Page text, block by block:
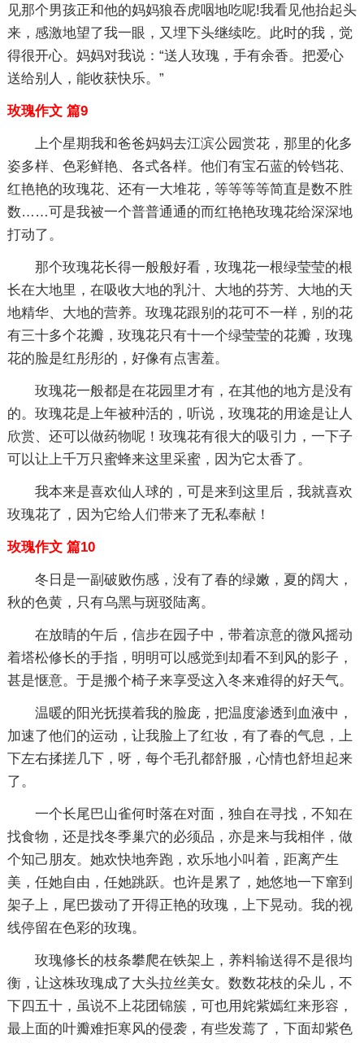
见那个男孩正和他的妈妈狼吞虎咽地吃呢!我看见他抬起头
来，感激地望了我一眼，又埋下头继续吃。此时的我，觉
得很开心。妈妈对我说：“送人玫瑰，手有余香。把爱心
送给别人，能收获快乐。”
玫瑰作文 篇9
上个星期我和爸爸妈妈去江滨公园赏花，那里的化多
姿多样、色彩鲜艳、各式各样。他们有宝石蓝的铃铛花、
红艳艳的玫瑰花、还有一大堆花，等等等等简直是数不胜
数……可是我被一个普普通通的而红艳艳玫瑰花给深深地
打动了。
那个玫瑰花长得一般般好看，玫瑰花一根绿莹莹的根
长在大地里，在吸收大地的乳汁、大地的芬芳、大地的天
地精华、大地的营养。玫瑰花跟别的花可不一样，别的花
有三十多个花瓣，玫瑰花只有十一个绿莹莹的花瓣，玫瑰
花的脸是红彤彤的，好像有点害羞。
玫瑰花一般都是在花园里才有，在其他的地方是没有
的。玫瑰花是上年被种活的，听说，玫瑰花的用途是让人
欣赏、还可以做药物呢！玫瑰花有很大的吸引力，一下子
可以让上千万只蜜蜂来这里采蜜，因为它太香了。
我本来是喜欢仙人球的，可是来到这里后，我就喜欢
玫瑰花了，因为它给人们带来了无私奉献！
玫瑰作文 篇10
冬日是一副破败伤感，没有了春的绿嫩，夏的阔大，
秋的色黄，只有乌黑与斑驳陆离。
在放睛的午后，信步在园子中，带着凉意的微风摇动
着塔松修长的手指，明明可以感觉到却看不到风的影子，
甚是惬意。于是搬个椅子来享受这入冬来难得的好天气。
温暖的阳光抚摸着我的脸庞，把温度渗透到血液中，
加速了他们的运动，让我脸上了红妆，有了春的气息，上
下左右揉搓几下，呀，每个毛孔都舒服，心情也舒坦起来
了。
一个长尾巴山雀何时落在对面，独自在寻找，不知在
找食物，还是找冬季巢穴的必须品，亦是来与我相伴，做
个知己朋友。她欢快地奔跑，欢乐地小叫着，距离产生
美，任她自由，任她跳跃。也许是累了，她悠地一下窜到
架子上，尾巴拨动了开得正艳的玫瑰，上下晃动。我的视
线停留在色彩的玫瑰。
玫瑰修长的枝条攀爬在铁架上，养料输送得不是很均
衡，让这株玫瑰成了大头拉丝美女。数数花枝的朵儿，不
下四五十，虽说不上花团锦簇，可也用姹紫嫣红来形容，
最上面的叶瓣难拒寒风的侵袭，有些发蔫了，下面却紫色